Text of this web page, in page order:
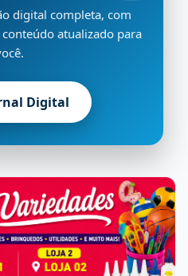
digital completa, com
atualizado para
Digital